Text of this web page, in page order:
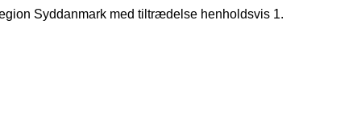
Syddanmark med tiltrædelse henholdsvis 1.